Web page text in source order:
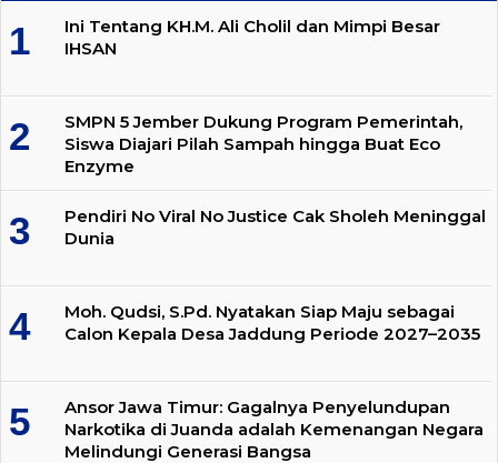
Ini Tentang KH.M. Ali Cholil dan Mimpi Besar
IHSAN
SMPN 5 Jember Dukung Program Pemerintah,
Siswa Diajari Pilah Sampah hingga Buat Eco
Enzyme
Pendiri No Viral No Justice Cak Sholeh Meninggal
Dunia
Moh. Qudsi, S.Pd. Nyatakan Siap Maju sebagai
Calon Kepala Desa Jaddung Periode 2027–2035
Ansor Jawa Timur: Gagalnya Penyelundupan
Narkotika di Juanda adalah Kemenangan Negara
Melindungi Generasi Bangsa